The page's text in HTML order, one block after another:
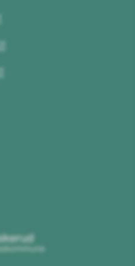
Buskerud
fylkeskommune